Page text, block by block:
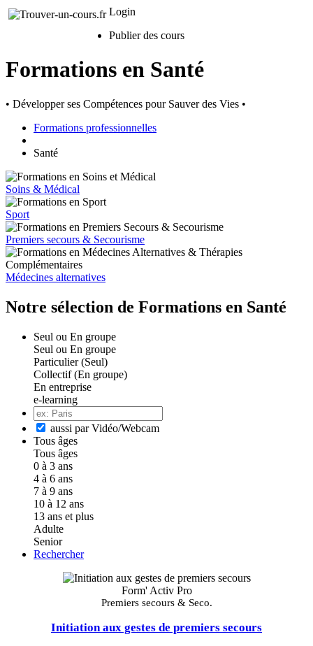
Login
Publier des cours
Formations en Santé
• Développer ses Compétences pour Sauver des Vies •
Formations professionnelles
Santé
Soins & Médical
Sport
Premiers secours & Secourisme
Médecines alternatives
Notre sélection de Formations en Santé
Seul ou En groupe
Seul ou En groupe
Particulier (Seul)
Collectif (En groupe)
En entreprise
e-learning
aussi par Vidéo/Webcam
Tous âges
Tous âges
0 à 3 ans
4 à 6 ans
7 à 9 ans
10 à 12 ans
13 ans et plus
Adulte
Senior
Rechercher
Form' Activ Pro
Premiers secours & Seco.
Initiation aux gestes de premiers secours